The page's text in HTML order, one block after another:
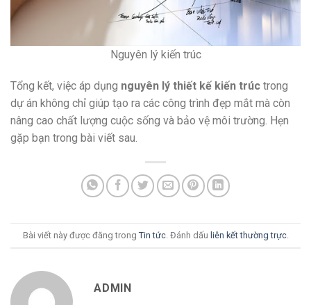
Nguyên lý kiến trúc
Tổng kết, việc áp dụng nguyên lý thiết kế kiến trúc trong
dự án không chỉ giúp tạo ra các công trình đẹp mắt mà còn
nâng cao chất lượng cuộc sống và bảo vệ môi trường. Hẹn
gặp bạn trong bài viết sau.
Bài viết này được đăng trong Tin tức. Đánh dấu liên kết thường trực.
ADMIN